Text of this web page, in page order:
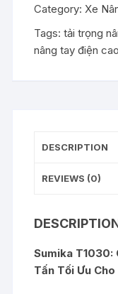
Category:Xe
Tags:tải trọng
nâng tay điện
DESCRIPTION
REVIEWS (0)
Sumika T1030:
Tấn Tối Ưu